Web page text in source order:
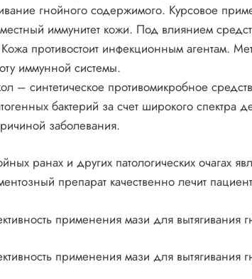
гнойного содержимого. Курсовое
местный иммунитет кожи. Под влиянием
противостоит инфекционным агентам.
иммунной системы.
– синтетическое противомикробное
бактерий за счет широкого спектра
заболевания.
ранах и других патологических очагах
препарат качественно лечит